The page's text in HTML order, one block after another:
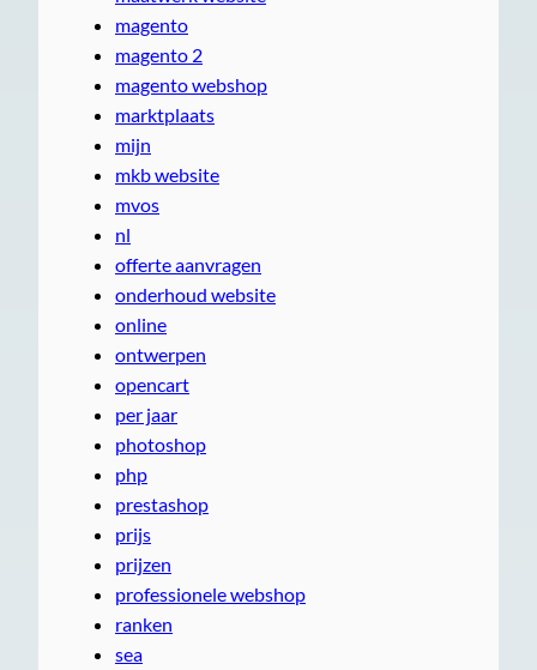
magento
magento 2
magento webshop
marktplaats
mijn
mkb website
mvos
nl
offerte aanvragen
onderhoud website
online
ontwerpen
opencart
per jaar
photoshop
php
prestashop
prijs
prijzen
professionele webshop
ranken
sea